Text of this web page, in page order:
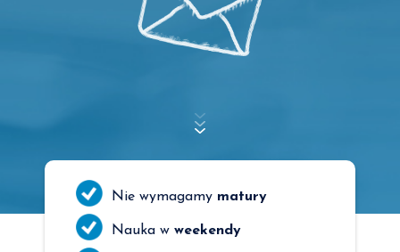
Nie wymagamy matury
Nauka w weekendy